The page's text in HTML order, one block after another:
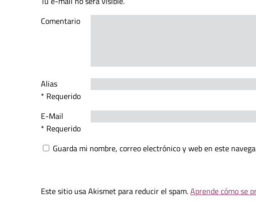
Comentario
Alias
* Requerido
E-Mail
* Requerido
Guarda mi nombre, correo electrónico y web en este
Este sitio usa Akismet para reducir el spam.Aprende cómo se